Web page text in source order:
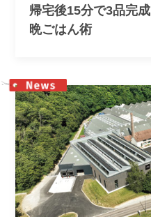
帰宅後15分で3品完成
晩ごはん術